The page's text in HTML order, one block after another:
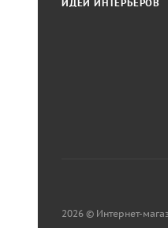
ИДЕИ ИНТЕРЬЕРОВ
2026 © Интернет-